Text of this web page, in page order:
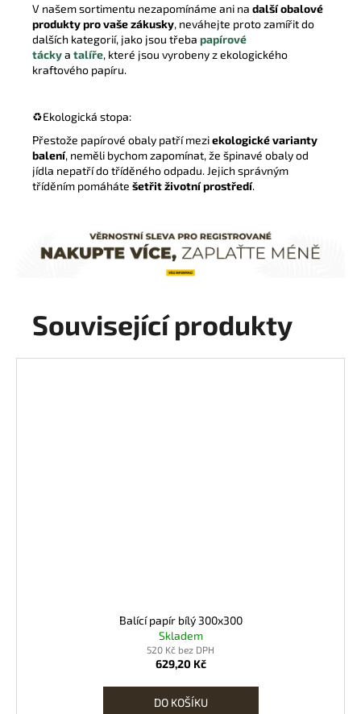
V našem sortimentu nezapomínáme ani na další obalové
produkty pro vaše zákusky, neváhejte proto zamířit do
dalších kategorií, jako jsou třeba papírové
táckya talíře, které jsou vyrobeny z ekologického
kraftového papíru.
♻️Ekologická stopa:
Přestože papírové obaly patří meziekologické varianty
balení, neměli bychom zapomínat, že špinavé obaly od
jídla nepatří do tříděného odpadu. Jejich správným
tříděním pomáháte šetřit životní prostředí.
Související produkty
Balící papír bílý 300x300
Skladem
520 Kč bez DPH
629,20 Kč
DO KOŠÍKU